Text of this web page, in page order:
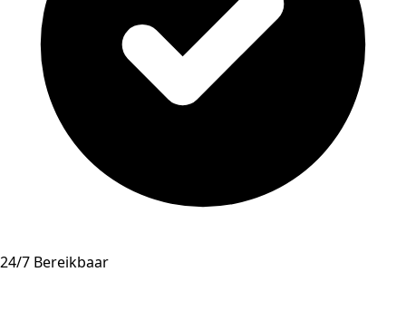
24/7 Bereikbaar